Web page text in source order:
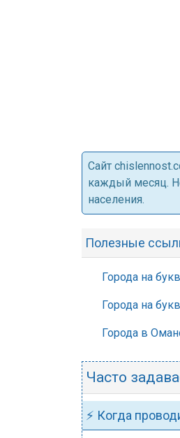
Cайт
каждый месяц.
населения.
Полезные
Города на
Города на
Города в
Часто
⚡ Когда